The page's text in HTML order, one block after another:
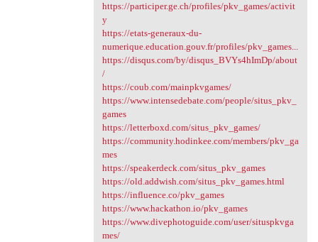
https://participer.ge.ch/profiles/pkv_games/activit
y
https://etats-generaux-du-
numerique.education.gouv.fr/profiles/pkv_games...
https://disqus.com/by/disqus_BVYs4hImDp/about
/
https://coub.com/mainpkvgames/
https://www.intensedebate.com/people/situs_pkv_
games
https://letterboxd.com/situs_pkv_games/
https://community.hodinkee.com/members/pkv_ga
mes
https://speakerdeck.com/situs_pkv_games
https://old.addwish.com/situs_pkv_games.html
https://influence.co/pkv_games
https://www.hackathon.io/pkv_games
https://www.divephotoguide.com/user/situspkvga
mes/